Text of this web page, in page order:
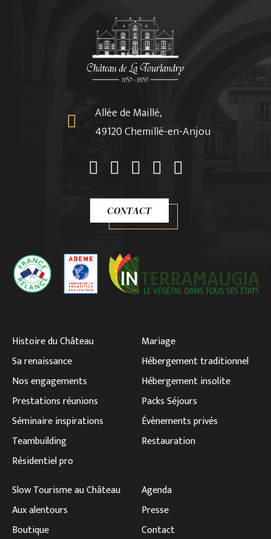
Allée de Maillé,
49120 Chemillé-en-Anjou
CONTACT
Histoire du Château
Sa renaissance
Nos engagements
Prestations réunions
Séminaire inspirations
Teambuilding
Résidentiel pro
Mariage
Hébergement traditionnel
Hébergement insolite
Packs Séjours
Évènements privés
Restauration
Slow Tourisme au Château
Aux alentours
Boutique
Agenda
Presse
Contact